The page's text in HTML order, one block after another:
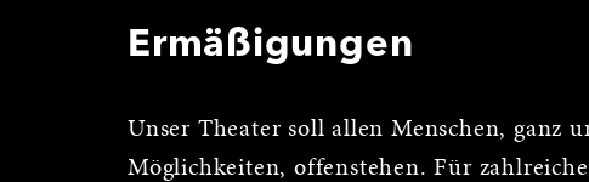
Ermäßigungen
Unser Theater soll allen Menschen, ganz
Möglichkeiten, offenstehen. Für